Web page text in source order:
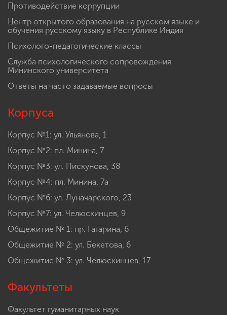
Противодействие коррупции
Центр открытого образования на русском языке и
обучения русскому языку в Республике Индия
Психолого-педагогические классы
Служба психологического сопровождения
Мининского университета
Ответы на часто задаваемые вопросы
Корпуса
Корпус №1: ул. Ульянова, 1
Корпус №2: пл. Минина, 7
Корпус №3: ул. Пискунова, 38
Корпус №4: пл. Минина, 7а
Корпус №6: ул. Луначарского, 23
Корпус №7: ул. Челюскинцев, 9
Общежитие № 1: пр. Гагарина, 6
Общежитие № 2: ул. Бекетова, 6
Общежитие № 3: ул. Челюскинцев, 17
Факультеты
Факультет гуманитарных наук